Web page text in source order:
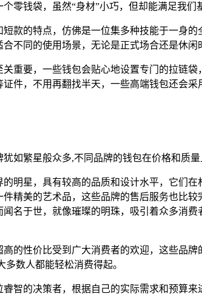
零钱袋，虽然“身材”小巧，但却能满足我们
款的特点，仿佛是一位集多种技能于一身
不同的使用场景，无论是正式场合还是休闲
重要，一些钱包会贴心地设置专门的拉链
件，不用再翻找半天，一些高端钱包还会
如繁星般众多,不同品牌的钱包在价格和质量
明星，具有较高的品质和设计水平，它们
精美的艺术品，这些品牌的售后服务也比
名于世，就像璀璨的明珠，吸引着众多消
的性价比受到广大消费者的欢迎，这些品
数人都能轻松消费得起。
智的决策者，根据自己的实际需求和预算